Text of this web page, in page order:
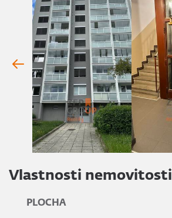
Vlastnosti nemovitosti
PLOCHA